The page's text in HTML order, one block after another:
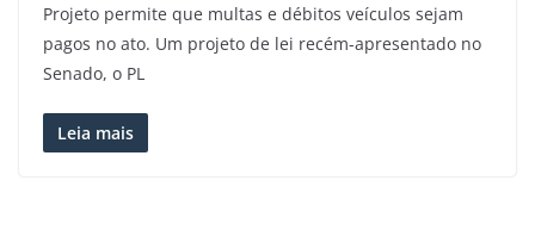
Projeto permite que multas e débitos veículos sejam
pagos no ato. Um projeto de lei recém-apresentado no
Senado, o PL
Leia mais